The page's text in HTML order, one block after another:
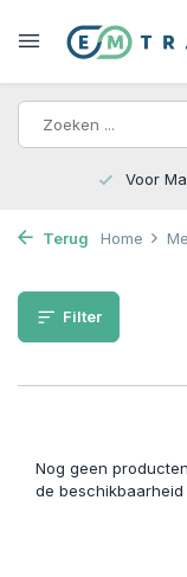
Voor
Terug Home
Filter
Nog geen
de